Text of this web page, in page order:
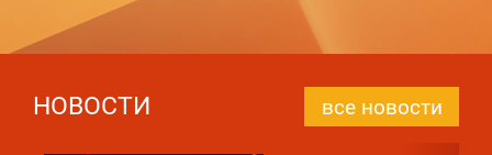
НОВОСТИ все новости